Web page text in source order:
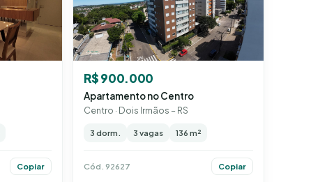
Copiar
R$ 900.000
Apartamento no Centro
Centro · Dois Irmãos – RS
3 dorm. 3 vagas 136 m²
Cód. 92627 Copiar